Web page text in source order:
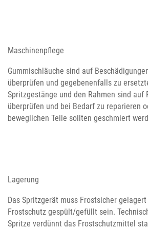
Maschinenpflege
Gummischläuche sind auf
überprüfen und gegebenenfalls zu
Spritzgestänge und den Rahmen sind auf
überprüfen und bei Bedarf zu reparieren
beweglichen Teile sollten geschmiert
Lagerung
Das Spritzgerät muss Frostsicher
Frostschutz gespült/gefüllt sein.
Spritze verdünnt das Frostschutzmittel